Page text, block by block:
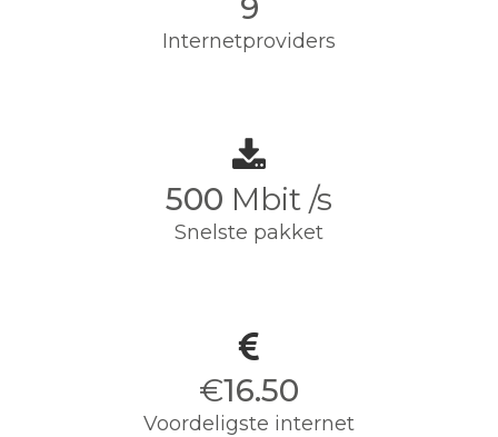
9
Internetproviders
500 Mbit /s
Snelste pakket
€16.50
Voordeligste internet